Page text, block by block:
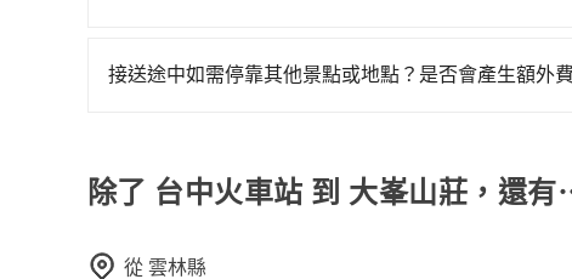
運：最經濟實惠的交通方式，通常有固定的路線和時
接送途中如需停靠其他景點或地點？是否會產生額外
擇「計時包車」，中途需要加點停靠，則不需要額外支
除了 台中火車站 到 大峯山莊，還
從雲林縣